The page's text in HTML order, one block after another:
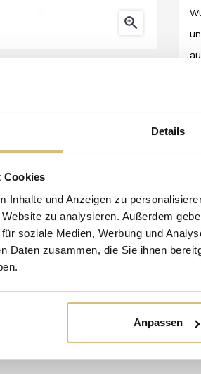
Details
Cookies
Inhalte und Anzeigen zu
zu analysieren. Außerdem
soziale Medien, Werbung und
Daten zusammen, die Sie ihnen
Anpassen

Kategorie: